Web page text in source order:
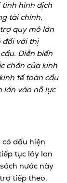
tình hình dịch
tài chính,
quy mô lớn
đối với thị
Diễn biến
chắn của kinh
tế toàn cầu
lớn vào nỗ lực
dấu hiện
tục lây lan
nước này
tiếp theo.